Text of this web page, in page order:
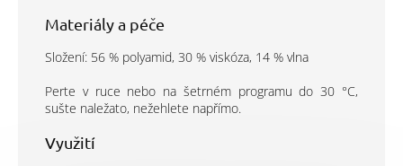
Materiály a péče
Složení: 56 % polyamid, 30 % viskóza, 14 % vlna
Perte v ruce nebo na šetrném programu do 30 °C,
sušte naležato, nežehlete napřímo.
Využití